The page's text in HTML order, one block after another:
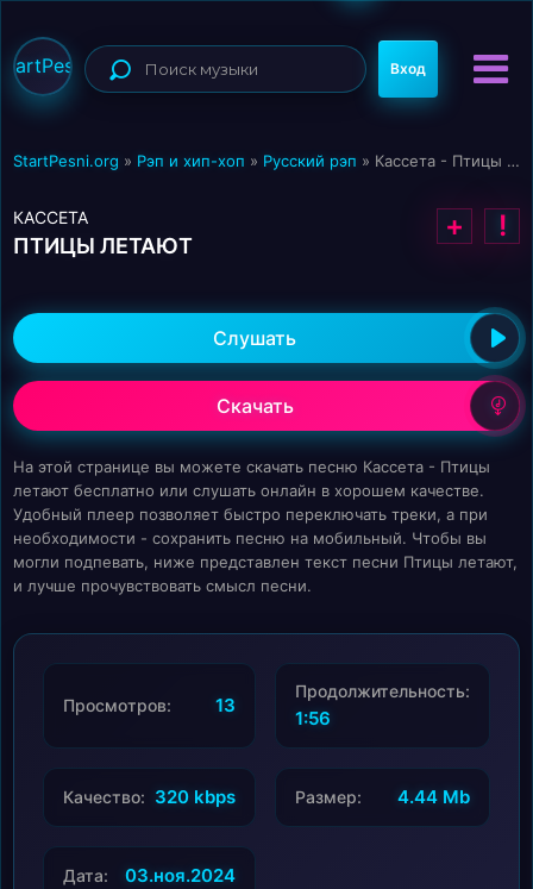
Вход
StartPesni.org » Рэп и хип-хоп » Русский рэп » Кассета - Птицы летают
КАССЕТА
ПТИЦЫ ЛЕТАЮТ
+ !
Слушать
Скачать
На этой странице вы можете скачать песню Кассета - Птицы
летают бесплатно или слушать онлайн в хорошем качестве.
Удобный плеер позволяет быстро переключать треки, а при
необходимости - сохранить песню на мобильный. Чтобы вы
могли подпевать, ниже представлен текст песни Птицы летают,
и лучше прочувствовать смысл песни.
Просмотров: 13
Продолжительность:
1:56
Качество: 320 kbps Размер: 4.44 Mb
Дата: 03.ноя.2024